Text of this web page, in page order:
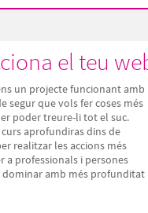
el teu
un projecte funcionant amb
segur que vols fer coses més
poder treure-li tot el suc.
aprofundiras dins de
realitzar les accions més
a professionals i persones
dominar amb més profunditat